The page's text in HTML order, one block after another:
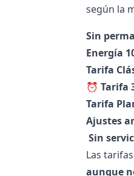
según la
Sin
Energía
Tarifa
⏰ Tarifa
Tarifa
Ajustes
Sin
Las
aunque